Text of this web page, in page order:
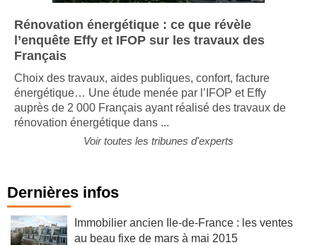
Rénovation énergétique : ce que révèle
l’enquête Effy et IFOP sur les travaux des
Français
Choix des travaux, aides publiques, confort, facture
énergétique… Une étude menée par l’IFOP et Effy
auprès de 2 000 Français ayant réalisé des travaux de
rénovation énergétique dans ...
Voir toutes les tribunes d'experts
Dernières infos
Immobilier ancien Ile-de-France : les ventes
au beau fixe de mars à mai 2015